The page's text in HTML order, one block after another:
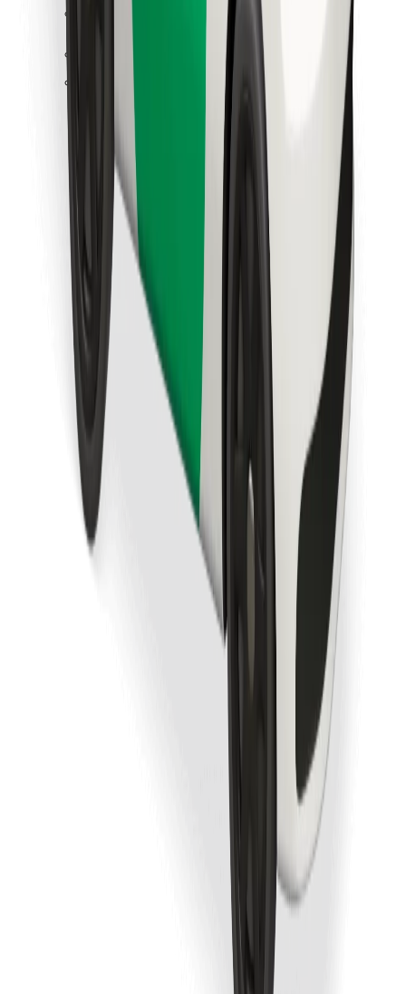
Laadi alla Bolti rakendus
Laadi alla Bolt Foodi rakendus